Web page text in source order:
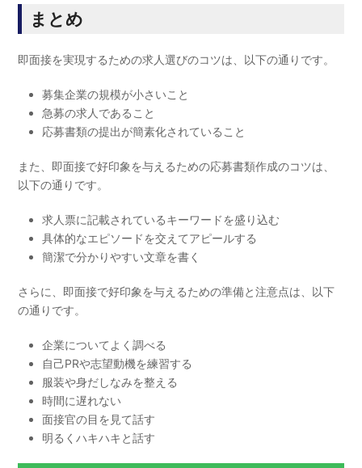
まとめ
即面接を実現するための求人選びのコツは、以下の通りです。
募集企業の規模が小さいこと
急募の求人であること
応募書類の提出が簡素化されていること
また、即面接で好印象を与えるための応募書類作成のコツは、
以下の通りです。
求人票に記載されているキーワードを盛り込む
具体的なエピソードを交えてアピールする
簡潔で分かりやすい文章を書く
さらに、即面接で好印象を与えるための準備と注意点は、以下
の通りです。
企業についてよく調べる
自己PRや志望動機を練習する
服装や身だしなみを整える
時間に遅れない
面接官の目を見て話す
明るくハキハキと話す